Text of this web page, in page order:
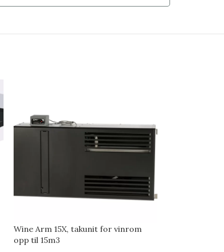
Wine Arm 15X, takunit for vinrom
opp til 15m3